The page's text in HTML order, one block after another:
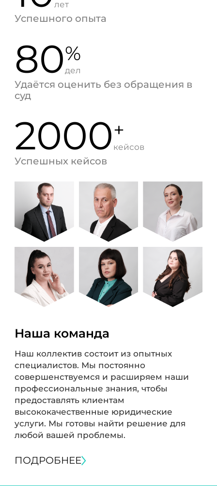
лет
Успешного опыта
80%
дел
Удаётся оценить без обращения в
суд
2000+
кейсов
Успешных кейсов
Наша команда
Наш коллектив состоит из опытных
специалистов. Мы постоянно
совершенствуемся и расширяем наши
профессиональные знания, чтобы
предоставлять клиентам
высококачественные юридические
услуги. Мы готовы найти решение для
любой вашей проблемы.
ПОДРОБНЕЕ